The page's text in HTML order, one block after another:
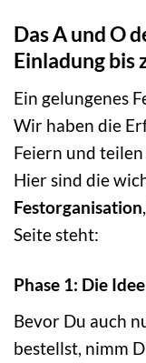
Das A und O
Einladung bis
Ein gelungenes
Wir haben die
Feiern und
Hier sind die
Festorganisation
Seite steht:
Phase 1: Die
Bevor Du auch
bestellst, nimm